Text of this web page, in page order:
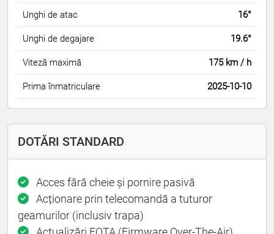
Unghi de atac 16°
Unghi de degajare 19.6°
Viteză maximă 175 km / h
Prima înmatriculare 2025-10-10
DOTĂRI STANDARD
Acces fără cheie și pornire pasivă
Acționare prin telecomandă a tuturor
geamurilor (inclusiv trapa)